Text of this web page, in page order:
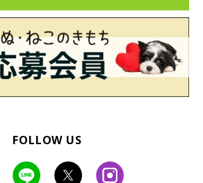
は分かりますが、その思いが空回りする
入ってしまうかもしれません。愛猫の趣
ることで、お互い良好な関係を築いていき
科学大学助教授 小野寺温先生）
まいにちのいぬ・ねこのきもち」で投稿
FOLLOW US